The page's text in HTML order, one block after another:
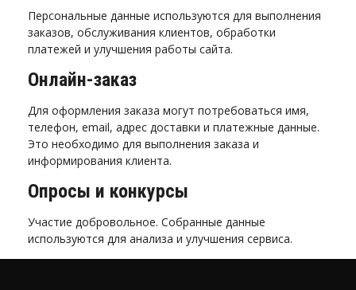
Персональные данные используются для выполнения
заказов, обслуживания клиентов, обработки
платежей и улучшения работы сайта.
Онлайн-заказ
Для оформления заказа могут потребоваться имя,
телефон, email, адрес доставки и платежные данные.
Это необходимо для выполнения заказа и
информирования клиента.
Опросы и конкурсы
Участие добровольное. Собранные данные
используются для анализа и улучшения сервиса.